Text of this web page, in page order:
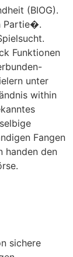
(BIOG).
Partie�.
Funktionen
unter
within
Fangen
handen den
sichere